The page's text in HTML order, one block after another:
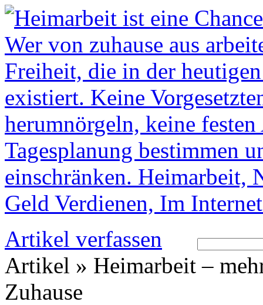
Artikel verfassen
Artikel » Heimarbeit –
Zuhause